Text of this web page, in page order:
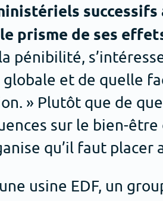
prisme de ses
pénibilité,
et de quelle
» Plutôt que de
sur le bien-
qu’il faut
usine EDF, un